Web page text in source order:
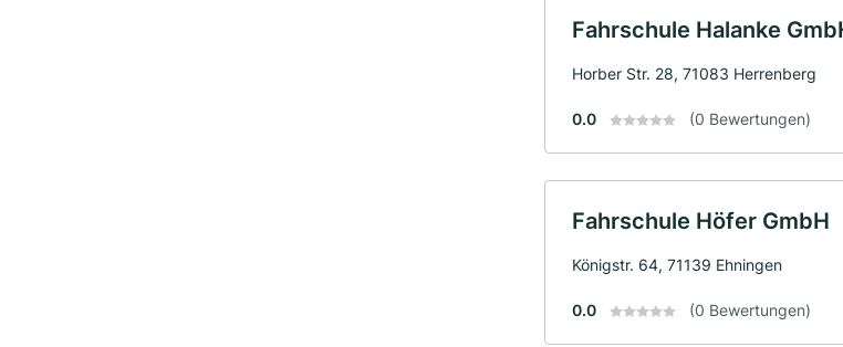
Fahrschule Halanke
Horber Str. 28, 71083 Herrenberg
0.0 (0 Bewertungen)
Fahrschule Höfer GmbH
Königstr. 64, 71139 Ehningen
0.0 (0 Bewertungen)